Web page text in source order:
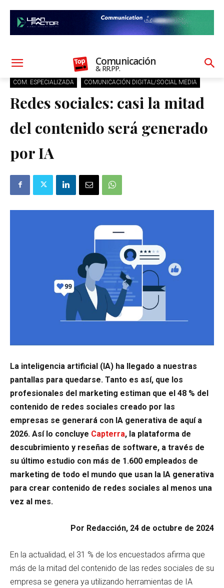
Comunicación
& RR.PP.
COM. ESPECIALIZADA COMUNICACIÓN DIGITAL/SOCIAL MEDIA
Redes sociales: casi la mitad
del contenido será generado
por IA
La inteligencia artificial (IA) ha llegado a nuestras
pantallas para quedarse. Tanto es así, que los
profesionales del marketing estiman que el 48 % del
contenido de redes sociales creado por las
empresas se generará con IA generativa de aquí a
2026. Así lo concluye Capterra, la plataforma de
descubrimiento y reseñas de software, a través de
su último estudio con más de 1.600 empleados de
marketing de todo el mundo que usan la IA generativa
para crear contenido de redes sociales al menos una
vez al mes.
Por Redacción, 24 de octubre de 2024
En la actualidad, el 31 % de los encuestados afirma que
más de la mitad del contenido de las redes sociales de su
empresa se genera ya utilizando herramientas de IA